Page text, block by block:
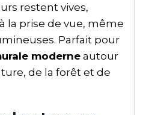
restent vives,
la prise de vue, même
Parfait pour
moderne autour
de la forêt et de